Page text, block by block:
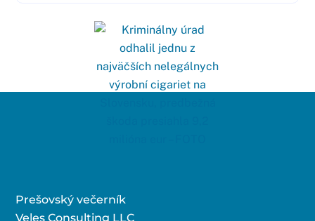
Prešovský večerník
Veles Consulting LLC